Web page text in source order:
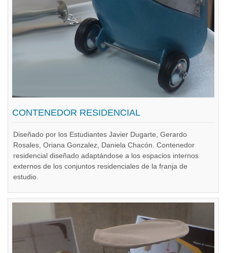
CONTENEDOR RESIDENCIAL
Diseñado por los Estudiantes Javier Dugarte, Gerardo
Rosales, Oriana Gonzalez, Daniela Chacón. Contenedor
residencial diseñado adaptándose a los espacios internos
externos de los conjuntos residenciales de la franja de
estudio.